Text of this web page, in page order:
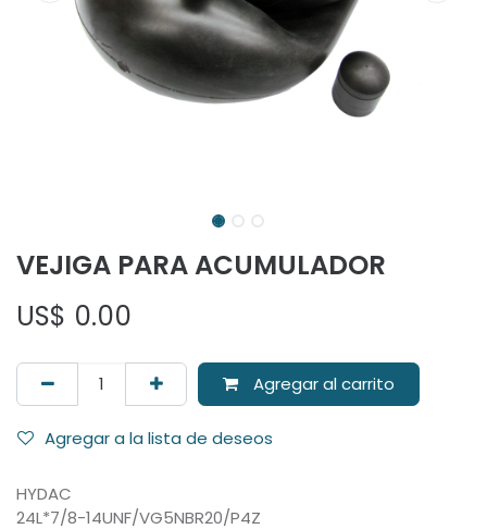
VEJIGA PARA ACUMULADOR
US$ 0.00
Agregar al carrito
Agregar a la lista de deseos
HYDAC
24L*7/8-14UNF/VG5NBR20/P4Z